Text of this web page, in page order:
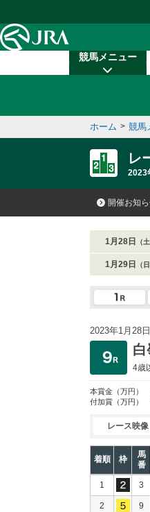
競馬メニュー
ホーム > 競馬
レ
2023
開催お知
1月28日 （
1月29日 （
2023年1月28
白
4歳
本賞金 （万円）
付加賞 （万円）
レース映像
着順 枠
馬
番
1 3
2 9